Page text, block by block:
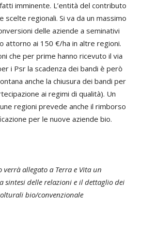
imminente. L’entità del contributo
scelte regionali. Si va da un massimo
delle aziende a seminativi
attorno ai 150 €/ha in altre regioni.
che per prime hanno ricevuto il via
i Psr la scadenza dei bandi è però
anche la chiusura dei bandi per
ai regimi di qualità). Un
regioni prevede anche il rimborso
per le nuove aziende bio.
allegato a Terra e Vita un
sintesi delle relazioni e il dettaglio dei
bio/convenzionale